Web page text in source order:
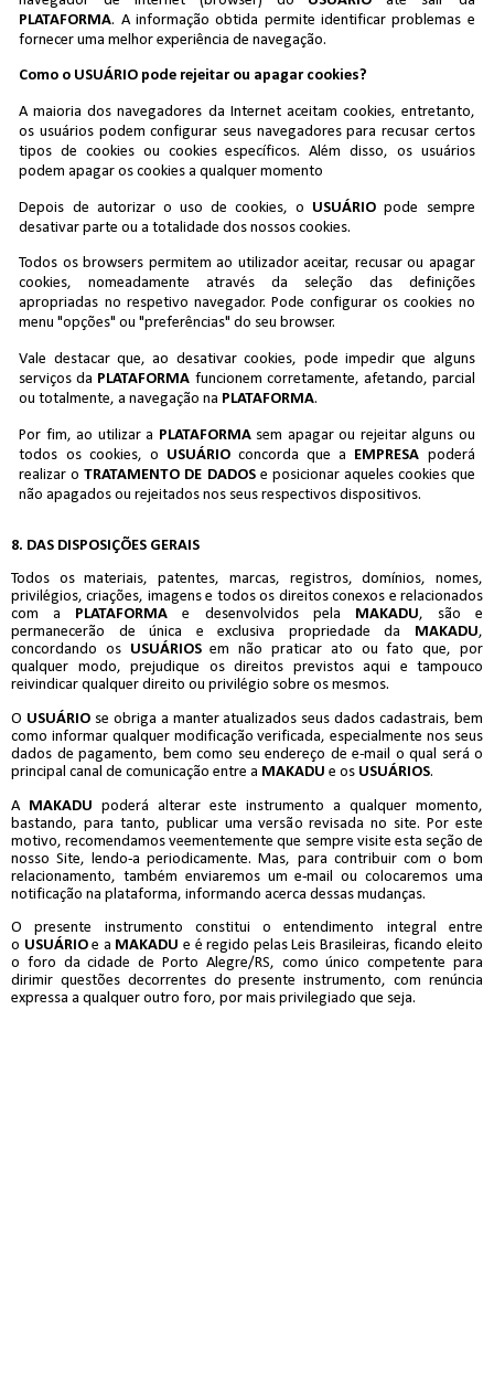
PLATAFORMA. A informação obtida permite identificar problemas e
fornecer uma melhor experiência de navegação.
Como o USUÁRIO pode rejeitar ou apagar cookies?
A maioria dos navegadores da Internet aceitam cookies, entretanto,
os usuários podem configurar seus navegadores para recusar certos
tipos de cookies ou cookies específicos. Além disso, os usuários
podem apagar os cookies a qualquer momento
Depois de autorizar o uso de cookies, o USUÁRIO pode sempre
desativar parte ou a totalidade dos nossos cookies.
Todos os browsers permitem ao utilizador aceitar, recusar ou apagar
cookies, nomeadamente através da seleção das definições
apropriadas no respetivo navegador. Pode configurar os cookies no
menu "opções" ou "preferências" do seu browser.
Vale destacar que, ao desativar cookies, pode impedir que alguns
serviços da PLATAFORMA funcionem corretamente, afetando, parcial
ou totalmente, a navegação na PLATAFORMA.
Por fim, ao utilizar a PLATAFORMAsem apagar ou rejeitar alguns ou
todos os cookies, o USUÁRIOconcorda que a EMPRESA poderá
realizar oTRATAMENTO DE DADOS e posicionar aqueles cookies que
não apagados ou rejeitados nos seus respectivos dispositivos.
8. DAS DISPOSIÇÕES GERAIS
Todos os materiais, patentes, marcas, registros, domínios, nomes,
privilégios, criações, imagens e todos os direitos conexos e relacionados
com a PLATAFORMA e desenvolvidos pela MAKADU, são e
permanecerão de única e exclusiva propriedade da MAKADU,
concordando os USUÁRIOSem não praticar ato ou fato que, por
qualquer modo, prejudique os direitos previstos aqui e tampouco
reivindicar qualquer direito ou privilégio sobre os mesmos.
O USUÁRIOse obriga a manter atualizados seus dados cadastrais, bem
como informar qualquer modificação verificada, especialmente nos seus
dados de pagamento, bem como seu endereço de e-mail o qual será o
principal canal de comunicação entre a MAKADU e os USUÁRIOS.
A MAKADU poderá alterar este instrumento a qualquer momento,
bastando, para tanto, publicar uma versão revisada no site. Por este
motivo, recomendamos veementemente que sempre visite esta seção de
nosso Site, lendo-a periodicamente. Mas, para contribuir com o bom
relacionamento, também enviaremos um e-mail ou colocaremos uma
notificação na plataforma, informando acerca dessas mudanças.
O presente instrumento constitui o entendimento integral entre
o USUÁRIOe a MAKADU e é regido pelas Leis Brasileiras, ficando eleito
o foro da cidade de Porto Alegre/RS, como único competente para
dirimir questões decorrentes do presente instrumento, com renúncia
expressa a qualquer outro foro, por mais privilegiado que seja.